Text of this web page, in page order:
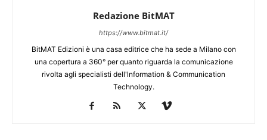
Redazione BitMAT
https://www.bitmat.it/
BitMAT Edizioni è una casa editrice che ha sede a Milano con
una copertura a 360° per quanto riguarda la comunicazione
rivolta agli specialisti dell'lnformation & Communication
Technology.